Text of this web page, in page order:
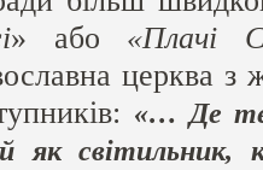
» або «Плачі
церква з
«… Де
як